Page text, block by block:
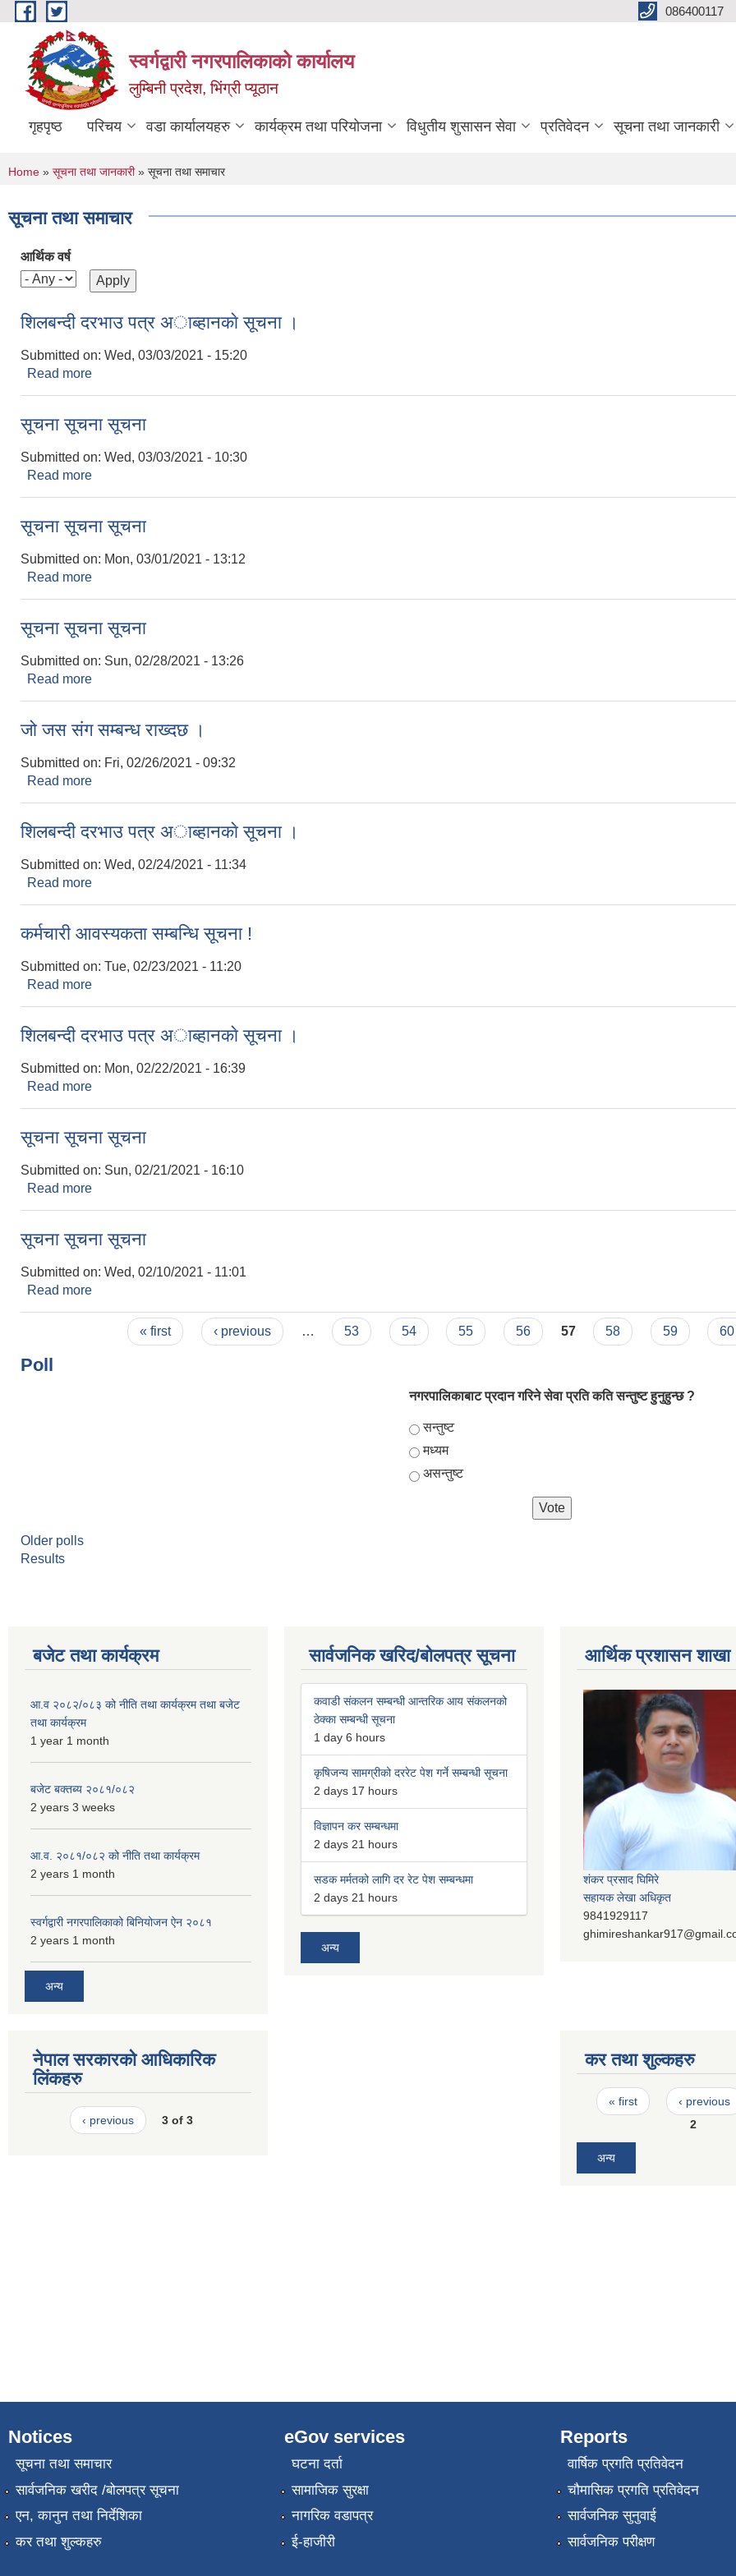
Skip to main content 086400117
स्वर्गद्वारी नगरपालिकाको कार्यालय
लुम्बिनी प्रदेश, भिंग्री प्यूठान
गृहपृष्ठ परिचय वडा कार्यालयहरु कार्यक्रम तथा परियोजना विधुतीय शुसासन सेवा प्रतिवेदन सूचना तथा जानकारी
You are here
Home » सूचना तथा जानकारी» सूचना तथा समाचार
सूचना तथा समाचार
आर्थिक वर्ष
शिलबन्दी दरभाउ पत्र अाब्हानकाे सूचना ।
Submitted on: Wed, 03/03/2021 - 15:20
Read more
सूचना सूचना सूचना
Submitted on: Wed, 03/03/2021 - 10:30
Read more
सूचना सूचना सूचना
Submitted on: Mon, 03/01/2021 - 13:12
Read more
सूचना सूचना सूचना
Submitted on: Sun, 02/28/2021 - 13:26
Read more
जो जस संग सम्बन्ध राख्दछ ।
Submitted on: Fri, 02/26/2021 - 09:32
Read more
शिलबन्दी दरभाउ पत्र अाब्हानकाे सूचना ।
Submitted on: Wed, 02/24/2021 - 11:34
Read more
कर्मचारी आवस्यकता सम्बन्धि सूचना !
Submitted on: Tue, 02/23/2021 - 11:20
Read more
शिलबन्दी दरभाउ पत्र अाब्हानकाे सूचना ।
Submitted on: Mon, 02/22/2021 - 16:39
Read more
सूचना सूचना सूचना
Submitted on: Sun, 02/21/2021 - 16:10
Read more
सूचना सूचना सूचना
Submitted on: Wed, 02/10/2021 - 11:01
Read more
« first ‹ previous … 53 54 55 56 57 58 59 60
Poll
नगरपालिकाबाट प्रदान गरिने सेवा प्रति कति सन्तुष्ट हुनुहुन्छ ?
Choices
सन्तुष्ट
मध्यम
असन्तुष्ट
Older polls
Results
बजेट तथा कार्यक्रम
आ.व २०८२/०८३ को नीति तथा कार्यक्रम तथा बजेट
तथा कार्यक्रम
1 year 1 month
बजेट बक्तब्य २०८१/०८२
2 years 3 weeks
आ.व. २०८१/०८२ को नीति तथा कार्यक्रम
2 years 1 month
स्वर्गद्वारी नगरपालिकाको बिनियोजन ऐन २०८१
2 years 1 month
अन्य
सार्वजनिक खरिद/बोलपत्र सूचना
कवाडी संकलन सम्बन्धी आन्तरिक आय संकलनको
ठेक्का सम्बन्धी सूचना
1 day 6 hours
कृषिजन्य सामग्रीको दररेट पेश गर्ने सम्बन्धी सूचना
2 days 17 hours
विज्ञापन कर सम्बन्धमा
2 days 21 hours
सडक मर्मतको लागि दर रेट पेश सम्बन्धमा
2 days 21 hours
अन्य
आर्थिक प्रशासन शाखा
शंकर प्रसाद घिमिरे
सहायक लेखा अधिकृत
9841929117
नेपाल सरकारको आधिकारिक
लिंकहरु
‹ previous 3 of 3
कर तथा शुल्कहरु
Pages
« first ‹ previous
2
अन्य
Notices
सूचना तथा समाचार
सार्वजनिक खरीद /बोलपत्र सूचना
एन, कानुन तथा निर्देशिका
कर तथा शुल्कहरु
eGov services
घटना दर्ता
सामाजिक सुरक्षा
नागरिक वडापत्र
ई-हाजीरी
Reports
वार्षिक प्रगति प्रतिवेदन
चौमासिक प्रगति प्रतिवेदन
सार्वजनिक सुनुवाई
सार्वजनिक परीक्षण